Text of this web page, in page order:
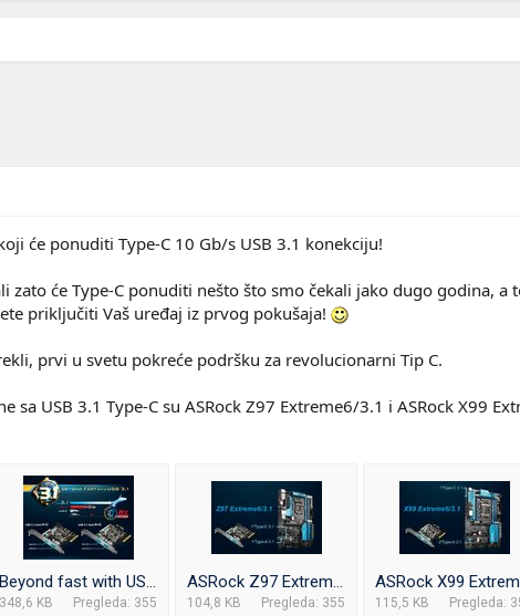
će ponuditi Type-C 10 Gb/s USB 3.1 konekciju!
zato će Type-C ponuditi nešto što smo čekali jako dugo godina,
priključiti Vaš uređaj iz prvog pokušaja!
prvi u svetu pokreće podršku za revolucionarni Tip C.
USB 3.1 Type-C su ASRock Z97 Extreme6/3.1 i ASRock X99
Beyond fast with USB 3.1.jpg
348,6 KB Pregleda: 355
ASRock Z97 Extreme6-3.1.jpg
104,8 KB Pregleda: 355 115,5 KB Pregleda: